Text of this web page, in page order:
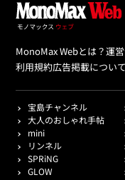
MonoMax Webとは？運
利用規約広告掲載について
宝島チャンネル
大人のおしゃれ手帖
mini
リンネル
SPRiNG
GLOW